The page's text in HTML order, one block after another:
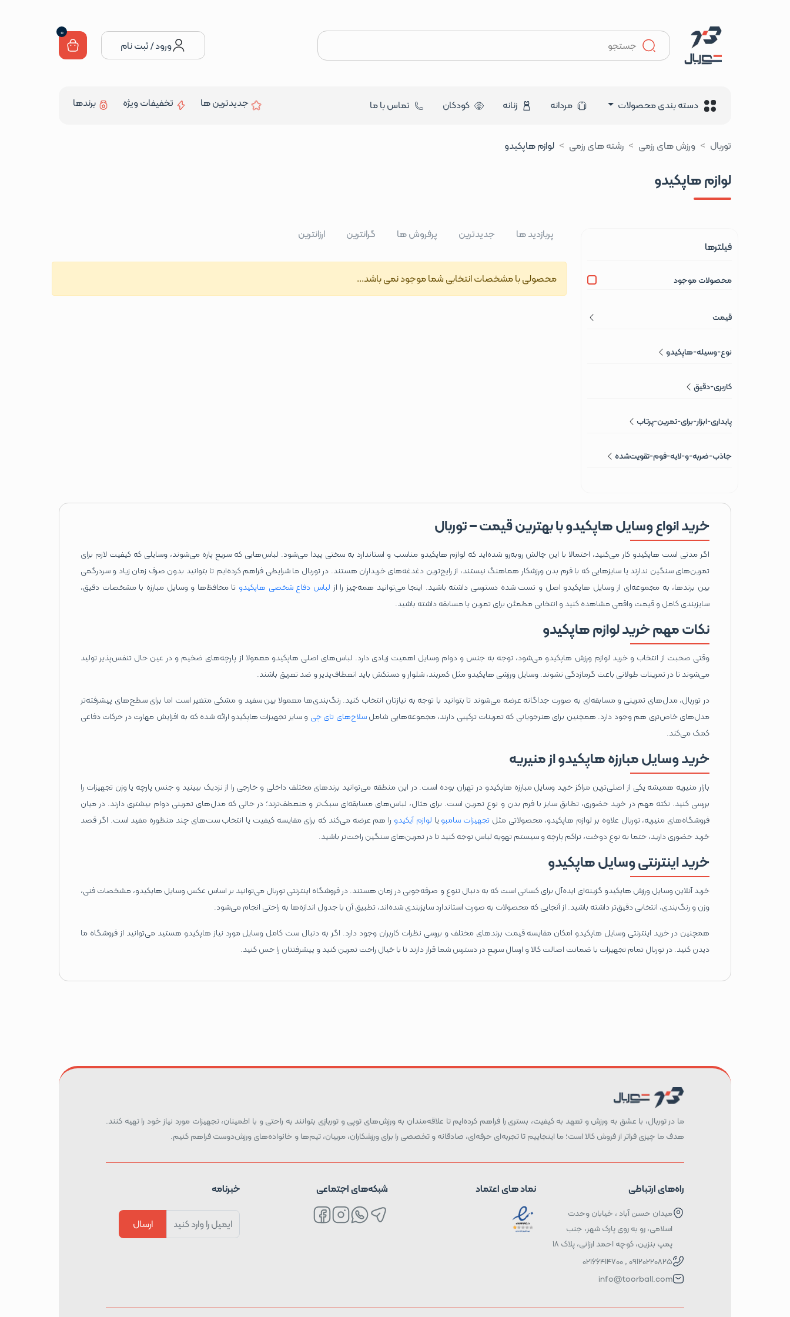
ورود / ثبت نام
0
دسته بندی محصولات مردانه زنانه کودکان تماس با ما جدیدترین ها تخفیفات ویژه برندها
توربال ورزش های رزمی رشته های رزمی لوازم هاپکیدو
لوازم هاپکیدو
فیلترها
محصولات موجود
قیمت
نوع-وسیله-هاپکیدو
کاربری-دقیق
پایداری-ابزار-برای-تمرین-پرتاب
جاذب-ضربه-و-لایه-فوم-تقویت‌شده
پربازدید ها جدیدترین پرفروش ها گرانترین ارزانترین
محصولی با مشخصات انتخابی شما موجود نمی باشد...
خرید انواع وسایل هاپکیدو با بهترین قیمت – توربال
اگر مدتی است هاپکیدو کار می‌کنید، احتمالا با این چالش روبه‌رو شده‌اید که لوازم هاپکیدو مناسب و استاندارد به‌ سختی پیدا می‌شود. لباس‌هایی که سریع پاره می‌شوند، وسایلی که کیفیت لازم برای
تمرین‌های سنگین ندارند یا سایزهایی که با فرم بدن ورزشکار هماهنگ نیستند، از رایج‌ترین دغدغه‌های خریداران هستند. در توربال ما شرایطی فراهم کرده‌ایم تا بتوانید بدون صرف زمان زیاد و سردرگمی
بین برندها، به مجموعه‌ای از وسایل هاپکیدو اصل و تست‌ شده دسترسی داشته باشید. اینجا می‌توانید همه‌چیز را از لباس دفاع شخصی هاپکیدو تا محافظ‌ها و وسایل مبارزه با مشخصات دقیق،
سایزبندی کامل و قیمت واقعی مشاهده کنید و انتخابی مطمئن برای تمرین یا مسابقه داشته باشید.
نکات مهم خرید لوازم هاپکیدو
وقتی صحبت از انتخاب و خرید لوازم ورزش هاپکیدو می‌شود، توجه به جنس و دوام وسایل اهمیت زیادی دارد. لباس‌های اصلی هاپکیدو معمولا از پارچه‌های ضخیم و در عین‌ حال تنفس‌پذیر تولید
می‌شوند تا در تمرینات طولانی باعث گرمازدگی نشوند. وسایل ورزشی هاپکیدو مثل کمربند، شلوار و دستکش باید انعطاف‌پذیر و ضد تعریق باشند.
در توربال، مدل‌های تمرینی و مسابقه‌ای به ‌صورت جداگانه عرضه می‌شوند تا بتوانید با توجه به نیازتان انتخاب کنید. رنگ‌بندی‌ها معمولا بین سفید و مشکی متغیر است اما برای سطح‌های پیشرفته‌تر
مدل‌های خاص‌تری هم وجود دارد. همچنین برای هنرجویانی که تمرینات ترکیبی دارند، مجموعه‌هایی شاملسلاح‌های تای چی و سایر تجهیزات هاپکیدو ارائه شده که به افزایش مهارت در حرکات دفاعی
کمک می‌کند.
خرید وسایل مبارزه هاپکیدو از منیریه
بازار منیریه همیشه یکی از اصلی‌ترین مراکز خرید وسایل مبارزه هاپکیدو در تهران بوده است. در این منطقه می‌توانید برندهای مختلف داخلی و خارجی را از نزدیک ببینید و جنس پارچه یا وزن تجهیزات را
بررسی کنید. نکته مهم در خرید حضوری، تطابق سایز با فرم بدن و نوع تمرین است. برای مثال، لباس‌های مسابقه‌ای سبک‌تر و منعطف‌ترند؛ در حالی که مدل‌های تمرینی دوام بیشتری دارند. در میان
فروشگاه‌های منیریه، توربال علاوه بر لوازم هاپکیدو، محصولاتی مثل تجهیزات سامبو یا لوازم آیکیدو را هم عرضه می‌کند که برای مقایسه کیفیت یا انتخاب ست‌های چند منظوره مفید است. اگر قصد
خرید حضوری دارید، حتما به نوع دوخت، تراکم پارچه و سیستم تهویه لباس توجه کنید تا در تمرین‌های سنگین راحت‌تر باشید.
خرید اینترنتی وسایل هاپکیدو
خرید آنلاین وسایل ورزش هاپکیدو گزینه‌ای ایده‌آل برای کسانی است که به دنبال تنوع و صرفه‌جویی در زمان هستند. در فروشگاه اینترنتی توربال می‌توانید بر اساس عکس وسایل هاپکیدو، مشخصات فنی،
وزن و رنگ‌بندی، انتخابی دقیق‌تر داشته باشید. از آنجایی که محصولات به‌ صورت استاندارد سایزبندی شده‌اند، تطبیق آن با جدول اندازه‌ها به ‌راحتی انجام می‌شود.
همچنین در خرید اینترنتی وسایل هاپکیدو امکان مقایسه قیمت برندهای مختلف و بررسی نظرات کاربران وجود دارد. اگر به دنبال ست کامل وسایل مورد نیاز هاپکیدو هستید می‌توانید از فروشگاه ما
دیدن کنید. در توربال تمام تجهیزات با ضمانت اصالت کالا و ارسال سریع در دسترس شما قرار دارند تا با خیال راحت تمرین کنید و پیشرفتتان را حس کنید.
ما در توربال، با عشق به ورزش و تعهد به کیفیت، بستری را فراهم کرده‌ایم تا علاقه‌مندان به ورزش‌های توپی و توربازی بتوانند به راحتی و با اطمینان، تجهیزات مورد نیاز خود را تهیه کنند.
هدف ما چیزی فراتر از فروش کالا است؛ ما اینجاییم تا تجربه‌ای حرفه‌ای، صادقانه و تخصصی را برای ورزشکاران، مربیان، تیم‌ها و خانواده‌های ورزش‌دوست فراهم کنیم.
راه‌های ارتباطی
میدان حسن آباد ، خیابان وحدت
اسلامی، رو به روی پارک شهر، جنب
پمپ بنزین، کوچه احمد ارزانی، پلاک ۱۸
09120220825 , 02166414700
info@toorball.com
نماد های اعتماد شبکه‌های اجتماعی خبرنامه
ارسال